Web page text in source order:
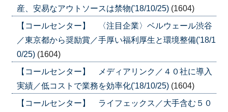
産、安易なアウトソースは禁物('18/10/25) (1604)
【コールセンター】 〈注目企業〉ベルウェール渋谷
／東京都から奨励賞／手厚い福利厚生と環境整備('18/1
0/25) (1604)
【コールセンター】 メディアリンク／４０社に導入
実績／低コストで業務を効率化('18/10/25) (1604)
【コールセンター】 ライフェックス／大手含む５０